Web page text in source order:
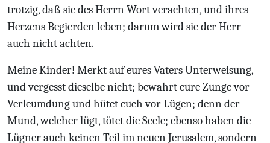
trotzig, daß sie des Herrn Wort verachten, und ihres
Herzens Begierden leben; darum wird sie der Herr
auch nicht achten.
Meine Kinder! Merkt auf eures Vaters Unterweisung,
und vergesst dieselbe nicht; bewahrt eure Zunge vor
Verleumdung und hütet euch vor Lügen; denn der
Mund, welcher lügt, tötet die Seele; ebenso haben die
Lügner auch keinen Teil im neuen Jerusalem, sondern